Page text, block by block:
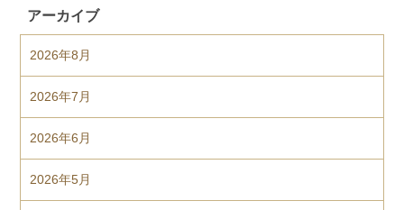
アーカイブ
2026年8月
2026年7月
2026年6月
2026年5月